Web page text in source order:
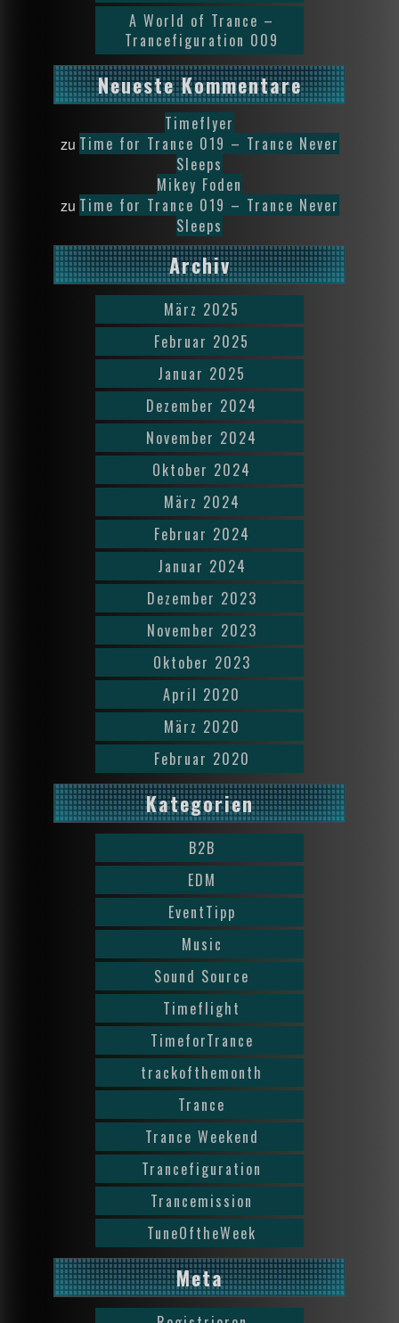
A World of Trance –
Trancefiguration 009
Neueste Kommentare
Timeflyer
zu Time for Trance 019 – Trance Never
Sleeps
Mikey Foden
zu Time for Trance 019 – Trance Never
Sleeps
Archiv
März 2025
Februar 2025
Januar 2025
Dezember 2024
November 2024
Oktober 2024
März 2024
Februar 2024
Januar 2024
Dezember 2023
November 2023
Oktober 2023
April 2020
März 2020
Februar 2020
Kategorien
B2B
EDM
EventTipp
Music
Sound Source
Timeflight
TimeforTrance
trackofthemonth
Trance
Trance Weekend
Trancefiguration
Trancemission
TuneOftheWeek
Meta